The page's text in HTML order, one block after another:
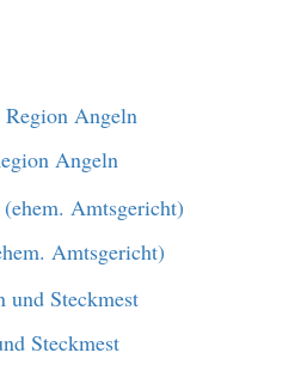
Angeln
Amtsgericht)
Steckmest